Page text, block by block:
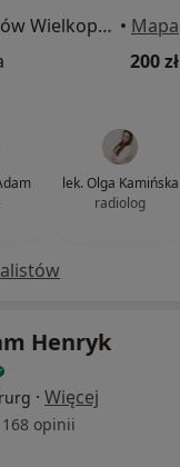
Mostowa 12, piętro 1, Gorzów Wielkopolski • Mapa
200 zł
lek. Olga Kamińska
radiolog
Henryk
· Więcej
168 opinii